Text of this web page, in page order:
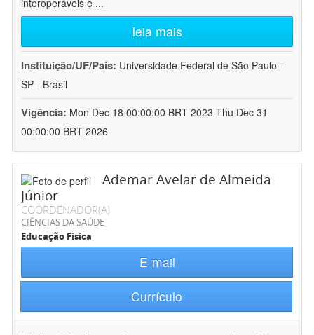
interoperáveis e ...
leia mais
Instituição/UF/País: Universidade Federal de São Paulo -
SP - Brasil
Vigência: Mon Dec 18 00:00:00 BRT 2023-Thu Dec 31
00:00:00 BRT 2026
Ademar Avelar de Almeida
Júnior
COORDENADOR(A)
CIÊNCIAS DA SAÚDE
Educação Física
E-mail
Currículo